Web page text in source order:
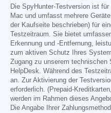
Die SpyHunter-Testversion ist
Mac und umfasst mehrere
der Kaufseite beschrieben) für
Testzeitraum. Sie bietet
Erkennung und -Entfernung,
zum aktiven Schutz Ihres
Zugang zu unserem technischen
HelpDesk. Während des
an. Zur Aktivierung der
erforderlich. (Prepaid-
werden im Rahmen dieses
Die Angabe Ihrer